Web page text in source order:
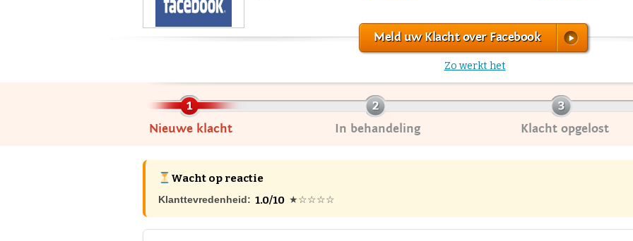
Meld uw Klacht over Facebook
Zo werkt het
Nieuwe klacht In behandeling Klacht opgelost
Wacht op reactie
Klanttevredenheid: 1.0/10 ★☆☆☆☆